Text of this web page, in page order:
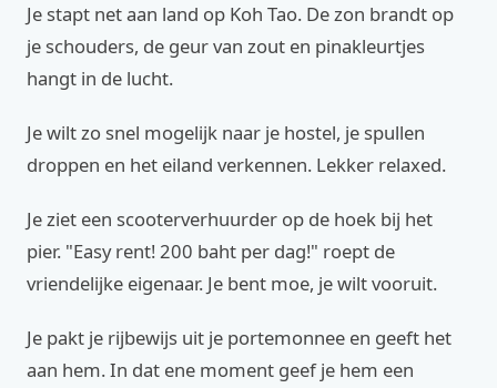
Je stapt net aan land op Koh Tao. De zon brandt op
je schouders, de geur van zout en pinakleurtjes
hangt in de lucht.
Je wilt zo snel mogelijk naar je hostel, je spullen
droppen en het eiland verkennen. Lekker relaxed.
Je ziet een scooterverhuurder op de hoek bij het
pier. "Easy rent! 200 baht per dag!" roept de
vriendelijke eigenaar. Je bent moe, je wilt vooruit.
Je pakt je rijbewijs uit je portemonnee en geeft het
aan hem. In dat ene moment geef je hem een